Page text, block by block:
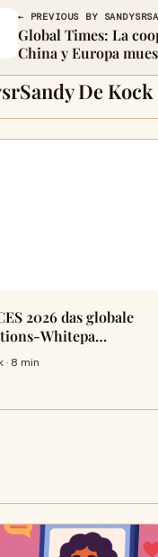
← PREVIOUS BY
Global Times: La
China y Europa
De Kock
2026 das globale
Whitepa…
· 8 min